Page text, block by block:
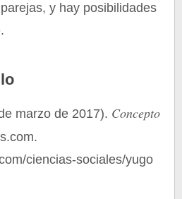
y hay posibilidades
marzo de 2017). Concepto
ciencias-sociales/yugo